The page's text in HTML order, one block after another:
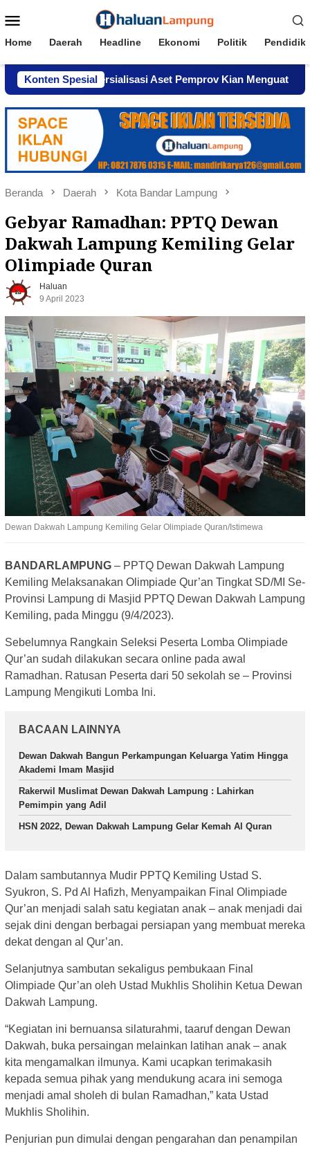
ke
Mobile
Home Daerah Headline Ekonomi Politik
Konten Spesial
Komersialisasi Aset Pemprov Kian Menguat AWPI
Beranda Daerah Kota Bandar Lampung
Gebyar Ramadhan: PPTQ Dewan
Dakwah Lampung Kemiling Gelar
Olimpiade Quran
Haluan
9 April 2023
Dewan Dakwah Lampung Kemiling Gelar Olimpiade Quran/Istimewa
BANDARLAMPUNG – PPTQ Dewan Dakwah Lampung
Kemiling Melaksanakan Olimpiade Qur’an Tingkat SD/MI Se-
Provinsi Lampung di Masjid PPTQ Dewan Dakwah Lampung
Kemiling, pada Minggu (9/4/2023).
Sebelumnya Rangkain Seleksi Peserta Lomba Olimpiade
Qur’an sudah dilakukan secara online pada awal
Ramadhan. Ratusan Peserta dari 50 sekolah se – Provinsi
Lampung Mengikuti Lomba Ini.
BACAAN LAINNYA
Dewan Dakwah Bangun Perkampungan Keluarga Yatim Hingga
Akademi Imam Masjid
Rakerwil Muslimat Dewan Dakwah Lampung : Lahirkan
Pemimpin yang Adil
HSN 2022, Dewan Dakwah Lampung Gelar Kemah Al Quran
Dalam sambutannya Mudir PPTQ Kemiling Ustad S.
Syukron, S. Pd Al Hafizh, Menyampaikan Final Olimpiade
Qur’an menjadi salah satu kegiatan anak – anak menjadi dai
sejak dini dengan berbagai persiapan yang membuat mereka
dekat dengan al Qur’an.
Selanjutnya sambutan sekaligus pembukaan Final
Olimpiade Qur’an oleh Ustad Mukhlis Sholihin Ketua Dewan
Dakwah Lampung.
“Kegiatan ini bernuansa silaturahmi, taaruf dengan Dewan
Dakwah, buka persaingan melainkan latihan anak – anak
kita mengamalkan ilmunya. Kami ucapkan terimakasih
kepada semua pihak yang mendukung acara ini semoga
menjadi amal sholeh di bulan Ramadhan,” kata Ustad
Mukhlis Sholihin.
Penjurian pun dimulai dengan pengarahan dan penampilan